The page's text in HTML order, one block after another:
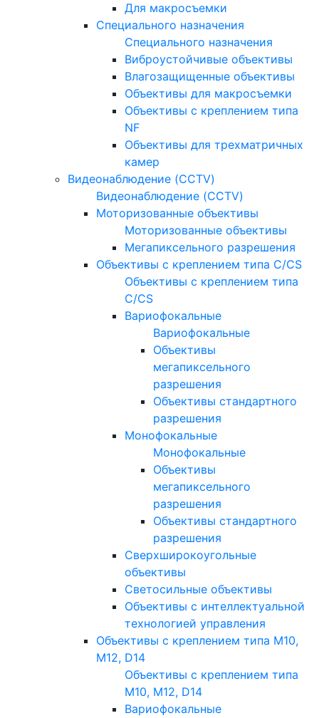
Для макросъемки
Специального назначения
Специального назначения
Виброустойчивые объективы
Влагозащищенные объективы
Объективы для макросъемки
Объективы с креплением типа
NF
Объективы для трехматричных
камер
Видеонаблюдение (CCTV)
Видеонаблюдение (CCTV)
Моторизованные объективы
Моторизованные объективы
Мегапиксельного разрешения
Объективы с креплением типа C/CS
Объективы с креплением типа
C/CS
Вариофокальные
Вариофокальные
Объективы
мегапиксельного
разрешения
Объективы стандартного
разрешения
Монофокальные
Монофокальные
Объективы
мегапиксельного
разрешения
Объективы стандартного
разрешения
Сверхширокоугольные
объективы
Светосильные объективы
Объективы с интеллектуальной
технологией управления
Объективы с креплением типа M10,
M12, D14
Объективы с креплением типа
M10, M12, D14
Вариофокальные